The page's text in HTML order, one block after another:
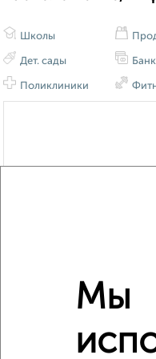
Школы
Дет. сады
Поликлиники
Мы